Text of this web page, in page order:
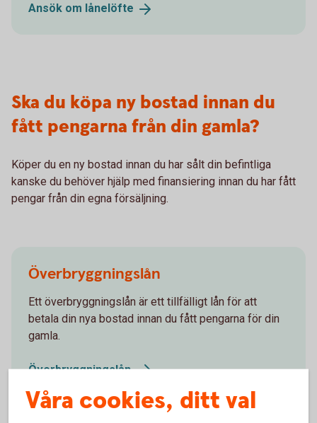
Ansök om lånelöfte
Ska du köpa ny bostad innan du
fått pengarna från din gamla?
Köper du en ny bostad innan du har sålt din befintliga
kanske du behöver hjälp med finansiering innan du har fått
pengar från din egna försäljning.
Överbryggningslån
Ett överbryggningslån är ett tillfälligt lån för att
betala din nya bostad innan du fått pengarna för din
gamla.
Överbryggningslån
Våra cookies, ditt val